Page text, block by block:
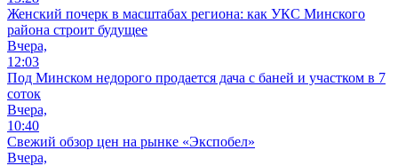
Женский почерк в масштабах региона: как УКС Минского
района строит будущее
Вчера,
12:03
Под Минском недорого продается дача с баней и участком в 7
соток
Вчера,
10:40
Свежий обзор цен на рынке «Экспобел»
Вчера,